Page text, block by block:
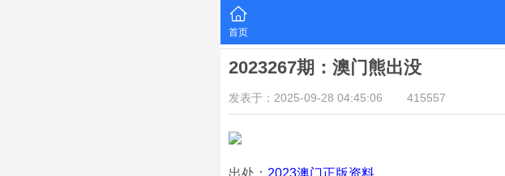
首页
2023267期：澳门熊出没
发表于：2025-09-28 04:45:06 415557
出处： 2023澳门正版资料